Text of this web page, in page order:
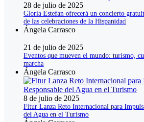
28 de julio de 2025
Gloria Estefan ofrecerá un concierto
de las celebraciones de la Hispanidad
Ángela Carrasco
21 de julio de 2025
Eventos que mueven el mundo: turismo,
marcha
Ángela Carrasco
8 de julio de 2025
Fitur Lanza Reto Internacional para
del Agua en el Turismo